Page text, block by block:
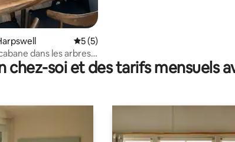
de 16 commentaires : 5 sur 5
Évaluation moyenne sur la base de 5
5 (5)
dans les arbres
chez-soi et des tarifs mensuels